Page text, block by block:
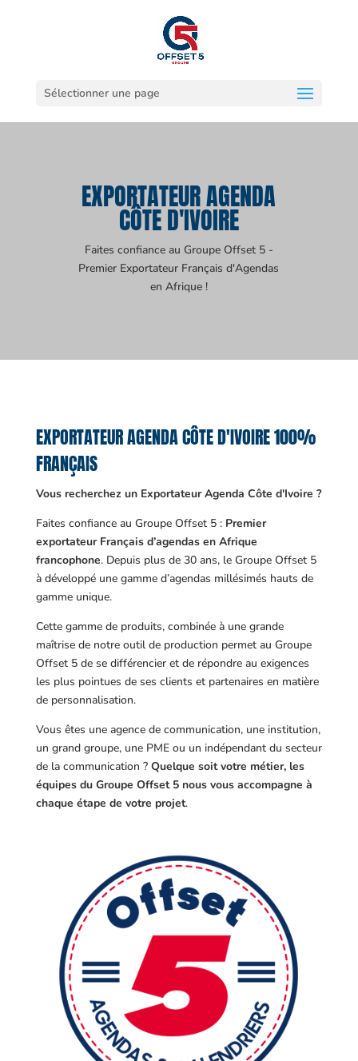
Sélectionner une page
EXPORTATEUR AGENDA
CÔTE D'IVOIRE
Faites confiance au Groupe Offset 5 -
Premier Exportateur Français d'Agendas
en Afrique !
EXPORTATEUR AGENDA CÔTE D'IVOIRE 100%
FRANÇAIS
Vous recherchez un Exportateur Agenda Côte d'Ivoire ?
Faites confiance au Groupe Offset 5 : Premier
exportateur Français d’agendas en Afrique
francophone. Depuis plus de 30 ans, le Groupe Offset 5
à développé une gamme d’agendas millésimés hauts de
gamme unique.
Cette gamme de produits, combinée à une grande
maîtrise de notre outil de production permet au Groupe
Offset 5 de se différencier et de répondre au exigences
les plus pointues de ses clients et partenaires en matière
de personnalisation.
Vous êtes une agence de communication, une institution,
un grand groupe, une PME ou un indépendant du secteur
de la communication ? Quelque soit votre métier, les
équipes du Groupe Offset 5 nous vous accompagne à
chaque étape de votre projet.